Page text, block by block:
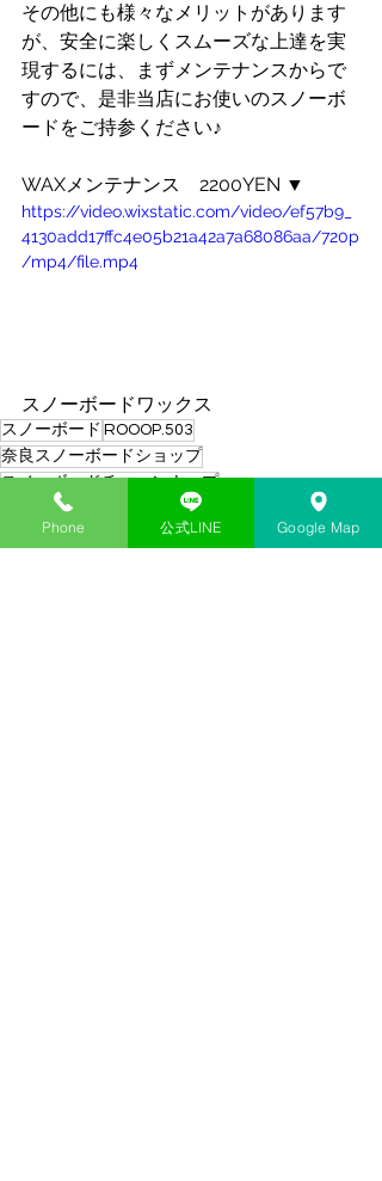
その他にも様々なメリットがあります
が、安全に楽しくスムーズな上達を実
現するには、まずメンテナンスからで
すので、是非当店にお使いのスノーボ
ードをご持参ください♪
WAXメンテナンス　2200YEN ▼
https://video.wixstatic.com/video/ef57b9_
4130add17ffc4e05b21a42a7a68086aa/720p
/mp4/file.mp4
スノーボードワックス
スノーボード ROOOP.503
奈良スノーボードショップ
スノーボードチューンナップ
スノーボードワックス
スノーボード
Phone 公式LINE Google Map